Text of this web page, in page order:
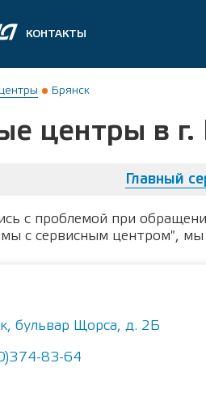
КОНТАКТЫ
Брянск
центры в г.
Главный
с проблемой при
с сервисным центром",
бульвар Щорса, д. 2Б
83-64